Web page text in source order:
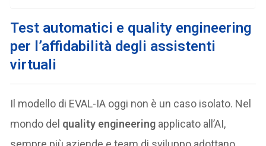
Test automatici e quality engineering
per l’affidabilità degli assistenti
virtuali
Il modello di EVAL-IA oggi non è un caso isolato. Nel
mondo del quality engineering applicato all’AI,